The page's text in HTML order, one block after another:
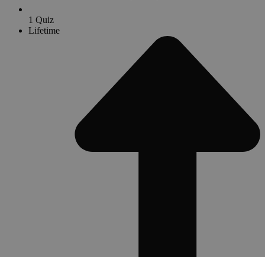
1 Quiz
Lifetime